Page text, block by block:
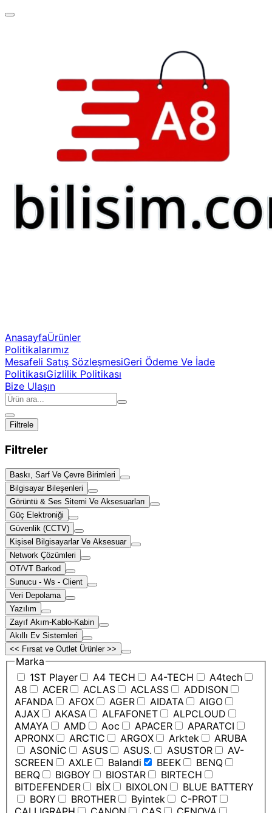
AnasayfaÜrünler
Politikalarımız
Mesafeli Satış SözleşmesiGeri Ödeme Ve İade
PolitikasıGizlilik Politikası
Bize Ulaşın
Filtrele
Filtreler
Baskı, Sarf Ve Çevre Birimleri
Bilgisayar Bileşenleri
Görüntü & Ses Sitemi Ve Aksesuarları
Güç Elektroniği
Güvenlik (CCTV)
Kişisel Bilgisayarlar Ve Aksesuar
Network Çözümleri
OT/VT Barkod
Sunucu - Ws - Client
Veri Depolama
Yazılım
Zayıf Akım-Kablo-Kabin
Akıllı Ev Sistemleri
<< Fırsat ve Outlet Ürünler >>
Marka
1ST Player
A4 TECH A4-TECH
A4tech
A8
ACER ACLAS ACLASS
ADDISON
AFANDA
AFOX AGER AIDATA
AIGO
AJAX
AKASA ALFAFONET
ALPCLOUD
AMAYA
AMD Aoc APACER
APARATCI
APRONX
ARCTIC ARGOX Arktek
ARUBA
ASONİC
ASUS ASUS. ASUSTOR
AV-
SCREEN
AXLE Balandi BEEK
BENQ
BERQ
BIGBOY BIOSTAR
BIRTECH
BITDEFENDER
BİX BIXOLON
BLUE BATTERY
BORY
BROTHER Byintek
C-PROT